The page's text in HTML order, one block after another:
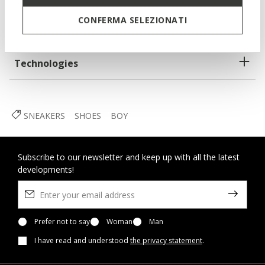
CONFERMA SELEZIONATI
Materials
Technologies
SNEAKERS SHOES BOY
Subscribe to our newsletter and keep up with all the latest
developments!
Prefer not to say Woman
Man
I have read and understood the privacy statement.